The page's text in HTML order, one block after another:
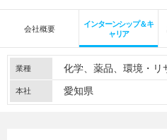
会社概要
インターンシップ＆キ
ャリア
業種 化学 薬品 環境・リ
本社 愛知県